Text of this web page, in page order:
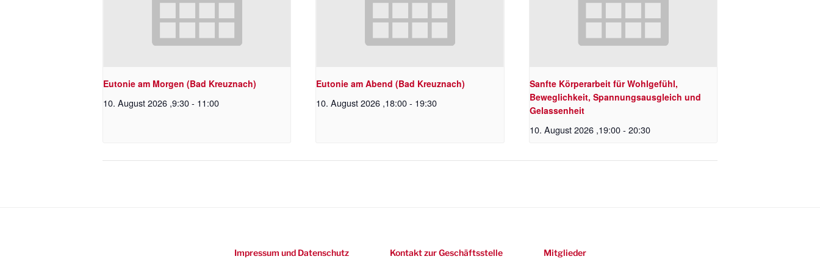
Eutonie am Morgen (Bad Kreuznach)
10. August 2026 ,9:30- 11:00
Eutonie am Abend (Bad Kreuznach)
10. August 2026 ,18:00 - 19:30
Sanfte Körperarbeit für Wohlgefühl,
Beweglichkeit, Spannungsausgleich und
Gelassenheit
10. August 2026 ,19:00- 20:30
Impressum und Datenschutz Kontakt zur Geschäftsstelle Mitglieder